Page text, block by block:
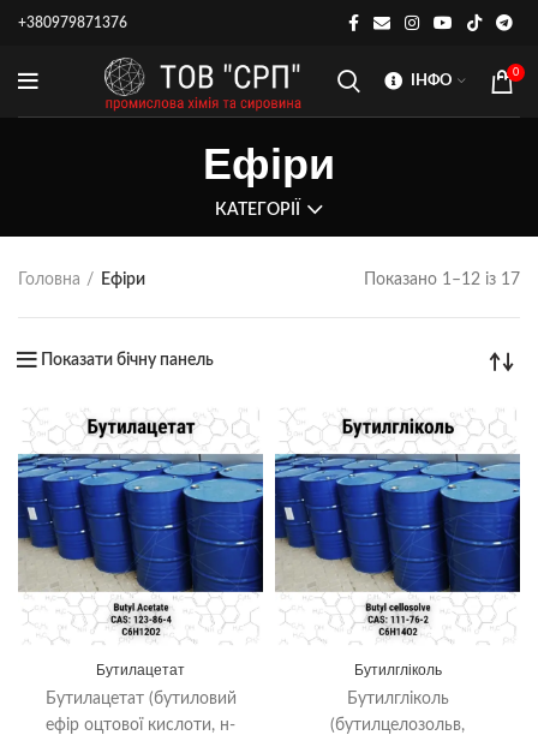
+380979871376
ІНФО
0
Ефіри
КАТЕГОРІЇ
Головна Ефіри Показано 1–12 із 17
Показати бічну панель
Бутилацетат
Бутилацетат (бутиловий
ефір оцтової кислоти, н-
Бутилгліколь
Бутилгліколь
(бутилцелозольв,